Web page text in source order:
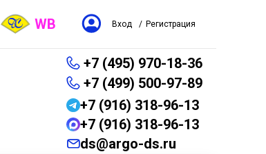
WB Вход / Регистрация
+7 (495) 970-18-36
+7 (499) 500-97-89
+7 (916) 318-96-13
+7 (916) 318-96-13
ds@argo-ds.ru